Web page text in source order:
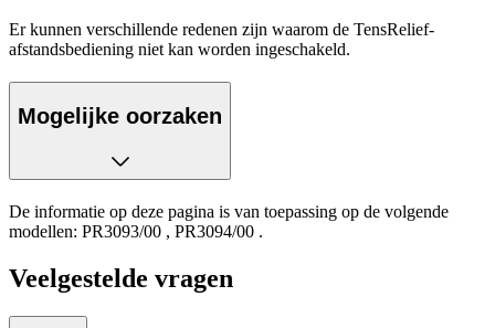
Er kunnen verschillende redenen zijn waarom de TensRelief-
afstandsbediening niet kan worden ingeschakeld.
Mogelijke oorzaken
De informatie op deze pagina is van toepassing op de volgende
modellen: PR3093/00 , PR3094/00 .
Veelgestelde vragen